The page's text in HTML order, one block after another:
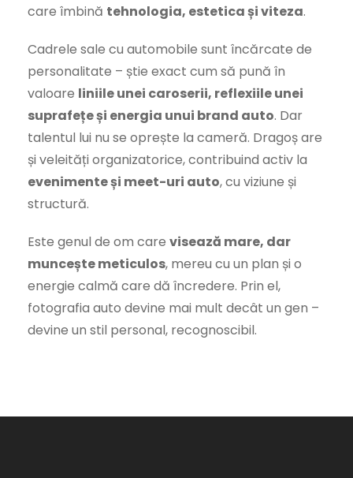
care îmbină tehnologia, estetica și viteza.
Cadrele sale cu automobile sunt încărcate de
personalitate – știe exact cum să pună în
valoare liniile unei caroserii, reflexiile unei
suprafețe și energia unui brand auto. Dar
talentul lui nu se oprește la cameră. Dragoș are
și veleități organizatorice, contribuind activ la
evenimente și meet-uri auto, cu viziune și
structură.
Este genul de om care visează mare, dar
muncește meticulos, mereu cu un plan și o
energie calmă care dă încredere. Prin el,
fotografia auto devine mai mult decât un gen –
devine un stil personal, recognoscibil.